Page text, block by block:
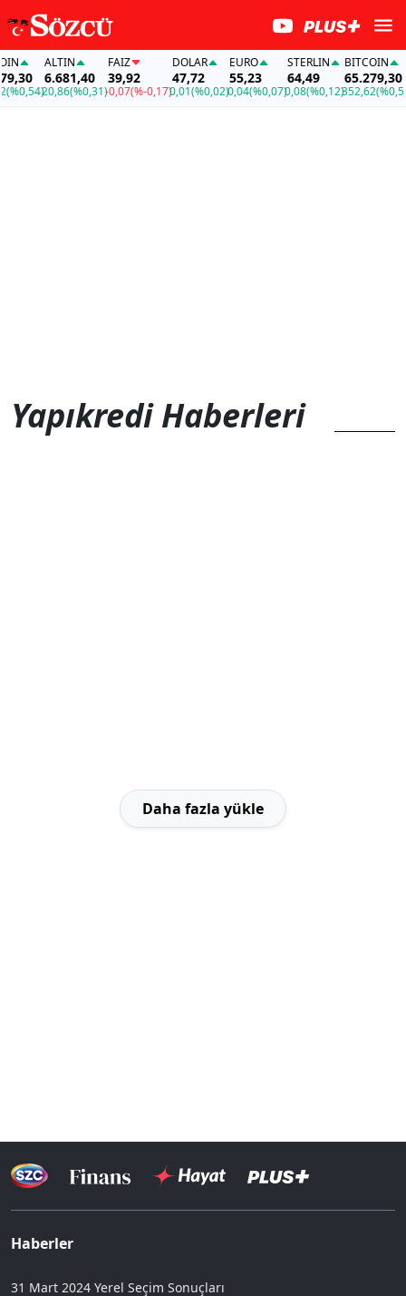
(%0,54)
ALTIN
6.681,40
20,86(%0,31)
FAİZ
39,92
-0,07(%-0,17)
DOLAR
47,72
0,01(%0,02)
EURO
55,23
0,04(%0,07)
STERLIN
64,49
0,08(%0,12)
BITCOIN
65.279,30
352,62
Yapıkredi Haberleri
Daha fazla yükle
Haberler
31 Mart 2024 Yerel Seçim Sonuçları